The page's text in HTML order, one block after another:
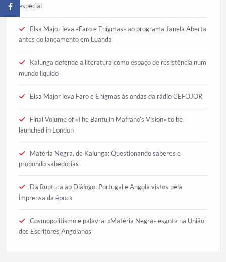
especial
Elsa Major leva «Faro e Enigmas» ao programa Janela Aberta
antes do lançamento em Luanda
Kalunga defende a literatura como espaço de resistência num
mundo líquido
Elsa Major leva Faro e Enigmas às ondas da rádio CEFOJOR
Final Volume of «The Bantu in Mafrano’s Vision» to be
launched in London
Matéria Negra, de Kalunga: Questionando saberes e
propondo sabedorias
Da Ruptura ao Diálogo: Portugal e Angola vistos pela
imprensa da época
Cosmopolitismo e palavra: «Matéria Negra» esgota na União
dos Escritores Angolanos